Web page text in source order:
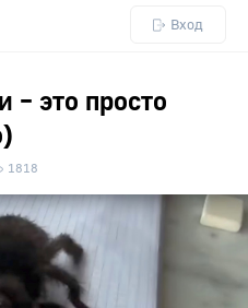
Вход
это просто
1818